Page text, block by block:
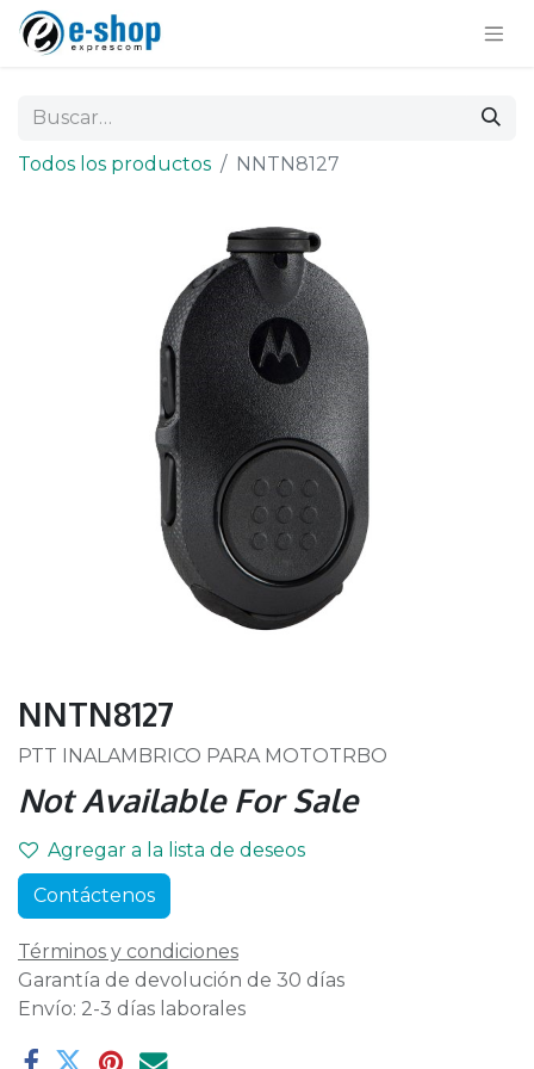
Todos los productos NNTN8127
NNTN8127
PTT INALAMBRICO PARA MOTOTRBO
Not Available For Sale
Agregar a la lista de deseos
Contáctenos
Términos y condiciones
Garantía de devolución de 30 días
Envío: 2-3 días laborales